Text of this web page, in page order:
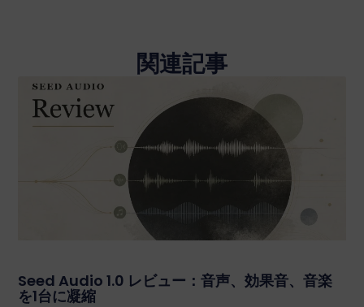
関連記事
Seed Audio 1.0 レビュー：音声、効果音、音楽
を1台に凝縮